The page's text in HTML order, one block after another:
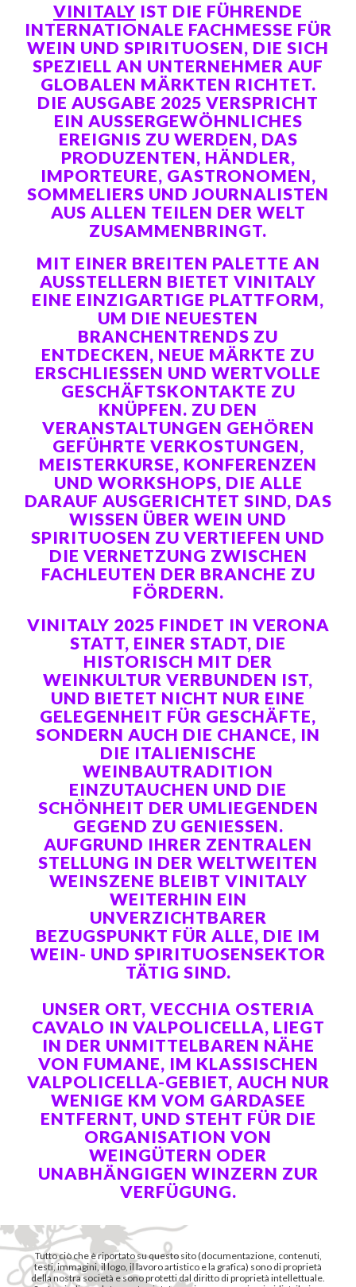
VINITALY IST DIE FÜHRENDE
INTERNATIONALE FACHMESSE FÜR
WEIN UND SPIRITUOSEN, DIE SICH
SPEZIELL AN UNTERNEHMER AUF
GLOBALEN MÄRKTEN RICHTET.
DIE AUSGABE 2025 VERSPRICHT
EIN AUSSERGEWÖHNLICHES E
REIGNIS ZU WERDEN, DAS P
RODUZENTEN, HÄNDLER, I
MPORTEURE, GASTRONOMEN, S
OMMELIERS UND JOURNALISTEN A
US ALLEN TEILEN DER WELT Z
USAMMENBRINGT.
MIT EINER BREITEN PALETTE AN
AUSSTELLERN BIETET VINITALY
EINE EINZIGARTIGE PLATTFORM,
UM DIE NEUESTEN
BRANCHENTRENDS ZU
ENTDECKEN, NEUE MÄRKTE ZU
ERSCHLIESSEN UND WERTVOLLE G
ESCHÄFTSKONTAKTE ZU K
NÜPFEN. ZU DEN V
ERANSTALTUNGEN GEHÖREN G
EFÜHRTE VERKOSTUNGEN, M
EISTERKURSE, KONFERENZEN U
ND WORKSHOPS, DIE ALLE D
ARAUF AUSGERICHTET SIND, DAS W
ISSEN ÜBER WEIN UND S
PIRITUOSEN ZU VERTIEFEN UND D
IE VERNETZUNG ZWISCHEN F
ACHLEUTEN DER BRANCHE ZU F
ÖRDERN.
VINITALY 2025 FINDET IN VERONA
STATT, EINER STADT, DIE
HISTORISCH MIT DER
WEINKULTUR VERBUNDEN IST,
UND BIETET NICHT NUR EINE
GELEGENHEIT FÜR GESCHÄFTE,
SONDERN AUCH DIE CHANCE, IN
DIE ITALIENISCHE
WEINBAUTRADITION
EINZUTAUCHEN UND DIE
SCHÖNHEIT DER UMLIEGENDEN
GEGEND ZU GENIESSEN. A
UFGRUND IHRER ZENTRALEN S
TELLUNG IN DER WELTWEITEN W
EINSZENE BLEIBT VINITALY W
EITERHIN EIN U
NVERZICHTBARER B
EZUGSPUNKT FÜR ALLE, DIE IM W
EIN- UND SPIRITUOSENSEKTOR T
ÄTIG SIND.
UNSER ORT, VECCHIA OSTERIA
CAVALO IN VALPOLICELLA, LIEGT
IN DER UNMITTELBAREN NÄHE
VON FUMANE, IM KLASSISCHEN
VALPOLICELLA-GEBIET, AUCH NUR
WENIGE KM VOM GARDASEE
ENTFERNT, UND STEHT FÜR DIE
ORGANISATION VON
WEINGÜTERN ODER
UNABHÄNGIGEN WINZERN ZUR
VERFÜGUNG.
Tutto ciò che è riportato su questo sito (documentazione, contenuti,
testi, immagini, il logo, il lavoro artistico e la grafica) sono di proprietà
della nostra società e sono protetti dal diritto di proprietà intellettuale.